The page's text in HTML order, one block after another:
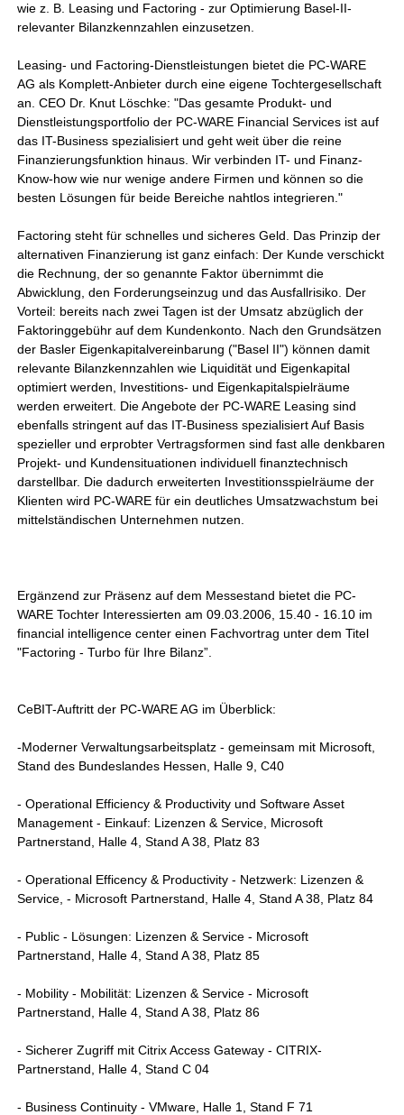
wie z. B. Leasing und Factoring - zur Optimierung Basel-II-
relevanter Bilanzkennzahlen einzusetzen.
Leasing- und Factoring-Dienstleistungen bietet die PC-WARE
AG als Komplett-Anbieter durch eine eigene Tochtergesellschaft
an. CEO Dr. Knut Löschke: "Das gesamte Produkt- und
Dienstleistungsportfolio der PC-WARE Financial Services ist auf
das IT-Business spezialisiert und geht weit über die reine
Finanzierungsfunktion hinaus. Wir verbinden IT- und Finanz-
Know-how wie nur wenige andere Firmen und können so die
besten Lösungen für beide Bereiche nahtlos integrieren."
Factoring steht für schnelles und sicheres Geld. Das Prinzip der
alternativen Finanzierung ist ganz einfach: Der Kunde verschickt
die Rechnung, der so genannte Faktor übernimmt die
Abwicklung, den Forderungseinzug und das Ausfallrisiko. Der
Vorteil: bereits nach zwei Tagen ist der Umsatz abzüglich der
Faktoringgebühr auf dem Kundenkonto. Nach den Grundsätzen
der Basler Eigenkapitalvereinbarung ("Basel II") können damit
relevante Bilanzkennzahlen wie Liquidität und Eigenkapital
optimiert werden, Investitions- und Eigenkapitalspielräume
werden erweitert. Die Angebote der PC-WARE Leasing sind
ebenfalls stringent auf das IT-Business spezialisiert Auf Basis
spezieller und erprobter Vertragsformen sind fast alle denkbaren
Projekt- und Kundensituationen individuell finanztechnisch
darstellbar. Die dadurch erweiterten Investitionsspielräume der
Klienten wird PC-WARE für ein deutliches Umsatzwachstum bei
mittelständischen Unternehmen nutzen.
Ergänzend zur Präsenz auf dem Messestand bietet die PC-
WARE Tochter Interessierten am 09.03.2006, 15.40 - 16.10 im
financial intelligence center einen Fachvortrag unter dem Titel
"Factoring - Turbo für Ihre Bilanz”.
CeBIT-Auftritt der PC-WARE AG im Überblick:
-Moderner Verwaltungsarbeitsplatz - gemeinsam mit Microsoft,
Stand des Bundeslandes Hessen, Halle 9, C40
- Operational Efficiency & Productivity und Software Asset
Management - Einkauf: Lizenzen & Service, Microsoft
Partnerstand, Halle 4, Stand A 38, Platz 83
- Operational Efficency & Productivity - Netzwerk: Lizenzen &
Service, - Microsoft Partnerstand, Halle 4, Stand A 38, Platz 84
- Public - Lösungen: Lizenzen & Service - Microsoft
Partnerstand, Halle 4, Stand A 38, Platz 85
- Mobility - Mobilität: Lizenzen & Service - Microsoft
Partnerstand, Halle 4, Stand A 38, Platz 86
- Sicherer Zugriff mit Citrix Access Gateway - CITRIX-
Partnerstand, Halle 4, Stand C 04
- Business Continuity - VMware, Halle 1, Stand F 71